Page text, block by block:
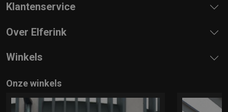
Klantenservice
Over Elferink
Winkels
Onze winkels